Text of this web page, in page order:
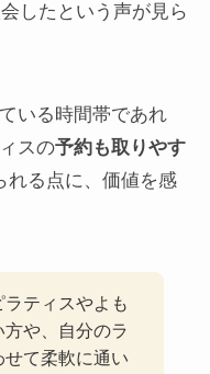
したという声が見ら
いる時間帯であれ
スの予約も取りやす
れる点に、価値を感
ティスやよも
や、自分のラ
て柔軟に通い